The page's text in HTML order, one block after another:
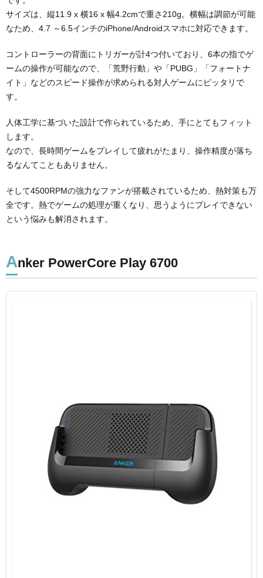
サイズは、縦11.9 x 横16 x 幅4.2cmで重さ210g。横幅は調節が可能
なため、4.7 ～6.5インチのiPhone/Androidスマホに対応できます。
コントローラーの背面にトリガーが計4つ付いており、6本の指でゲ
ームの操作が可能なので、「荒野行動」や「PUBG」「フォートナ
イト」などのスピード操作が求められる対人ゲームにピッタリで
す。
人体工学に基づいた設計で作られているため、手にとてもフィット
します。
なので、長時間ゲームをプレイして疲れがたまり、操作精度が落ち
るなんてこともありません。
そして4500RPMの強力なファンが搭載されているため、熱対策も万
全です。熱でゲームの処理が重くなり、思うようにプレイできない
という悩みも解消されます。
Anker PowerCore Play 6700